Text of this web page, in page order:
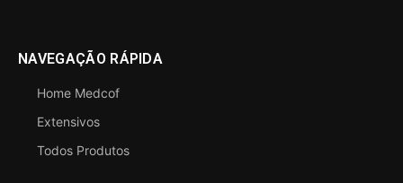
NAVEGAÇÃO RÁPIDA
Home Medcof
Extensivos
Todos Produtos